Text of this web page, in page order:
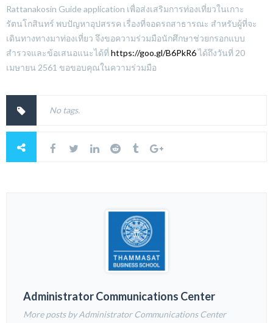
Rattanakosin Guide application เพื่อส่งเสริมการท่องเที่ยวในเกาะ
รัตนโกสินทร์ พบปัญหาอุปสรรค เรื่องที่จอดรถสาธารณะ สำหรับผู้ที่จะ
เดินทางทางมาท่องเที่ยว จึงขอความร่วมมือนักศึกษาช่วยกรอกแบบ
สำรวจและข้อเสนอแนะได้ที่https://goo.gl/B6PkR6ได้ถึงวันที่ 20
เมษายน 2561 ขอขอบคุณในความร่วมมือ
No tags.
Administrator Communications Center
More posts by Administrator Communications Center